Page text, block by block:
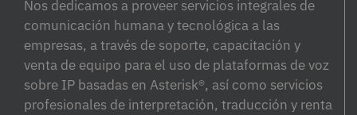
Nos dedicamos a proveer servicios integrales de
comunicación humana y tecnológica a las
empresas, a través de soporte, capacitación y
venta de equipo para el uso de plataformas de voz
sobre IP basadas en Asterisk®, así como servicios
profesionales de interpretación, traducción y renta